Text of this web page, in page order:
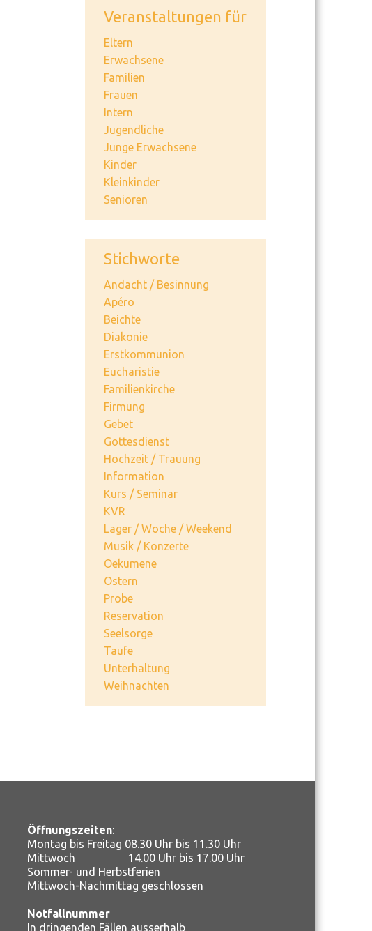
Veranstaltungen für
Eltern
Erwachsene
Familien
Frauen
Intern
Jugendliche
Junge Erwachsene
Kinder
Kleinkinder
Senioren
Stichworte
Andacht / Besinnung
Apéro
Beichte
Diakonie
Erstkommunion
Eucharistie
Familienkirche
Firmung
Gebet
Gottesdienst
Hochzeit / Trauung
Information
Kurs / Seminar
KVR
Lager / Woche / Weekend
Musik / Konzerte
Oekumene
Ostern
Probe
Reservation
Seelsorge
Taufe
Unterhaltung
Weihnachten
Öffnungszeiten:
Montag bis Freitag 08.30 Uhr bis 11.30 Uhr
Mittwoch 14.00 Uhr bis 17.00 Uhr
Sommer- und Herbstferien
Mittwoch-Nachmittag geschlossen
Notfallnummer
In dringenden Fällen ausserhalb